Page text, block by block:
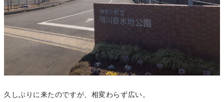
久しぶりに来たのですが、相変わらず広い。